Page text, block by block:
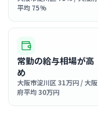
平均 75%
常勤の給与相場が高
め
大阪市淀川区 31万円 / 大阪
府平均 30万円